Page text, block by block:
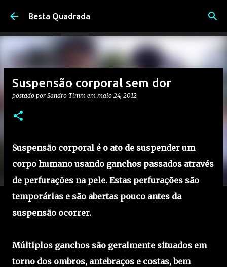
Pular para o conteúdo principal
Besta Quadrada
Suspensão corporal sem dor
postado por Sandro Timm em maio 24, 2012
Suspensão corporal é o ato de suspender um
corpo humano usando ganchos passados através
de perfurações na pele. Estas perfurações são
temporárias e são abertas pouco antes da
suspensão ocorrer.
Múltiplos ganchos são geralmente situados em
torno dos ombros, antebraços e costas, bem